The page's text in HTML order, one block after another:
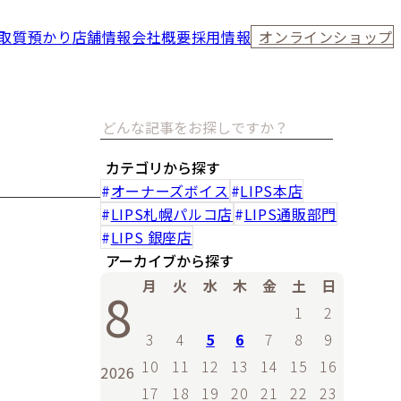
質預かり 店舗情報会社概要採用情報 オンラインショップ
カテゴリから探す
オーナーズボイス
LIPS本店
LIPS札幌パルコ店
LIPS通販部門
LIPS 銀座店
アーカイブから探す
8
2026
月 火 水 木 金 土
日
1
2
3
4 5 6 7 8
9
10
11 12 13 14 15
16
17
18 19 20 21 22 23